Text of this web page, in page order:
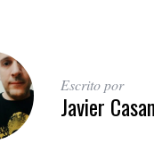
Escrito por
Javier